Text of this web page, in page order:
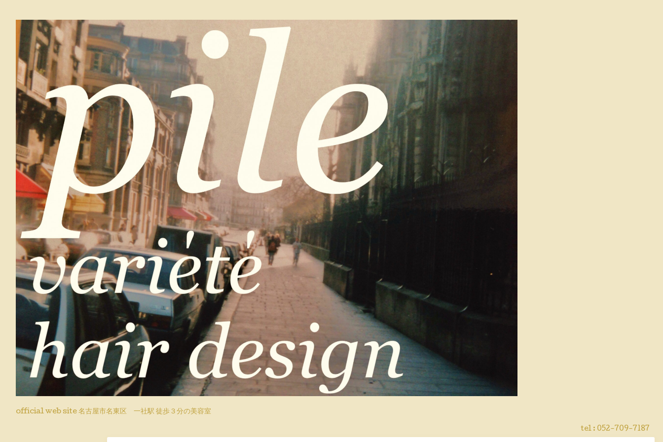
official web site 名古屋市名東区 一社駅 徒歩３分の美容室
tel : 052-709-7187